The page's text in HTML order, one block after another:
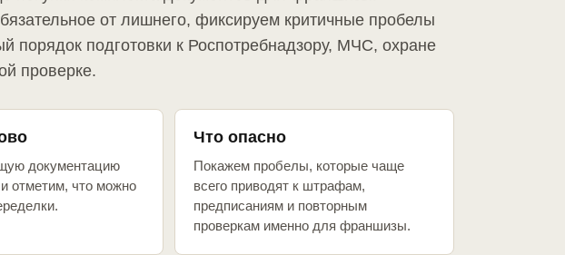
от лишнего, фиксируем критичные пробелы
порядок подготовки к Роспотребнадзору, МЧС, охране
проверке.
документацию
отметим, что можно
Что опасно
Покажем пробелы, которые чаще
всего приводят к штрафам,
предписаниям и повторным
проверкам именно для франшизы.